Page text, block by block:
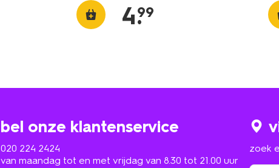
4.
99
bel onze klantenservice
020 224 2424
van maandag tot en met vrijdag van 8.30 tot 21.00 uur
zoek